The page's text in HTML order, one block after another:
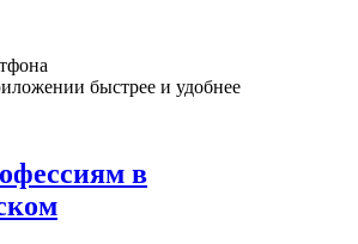
быстрее и удобнее
в